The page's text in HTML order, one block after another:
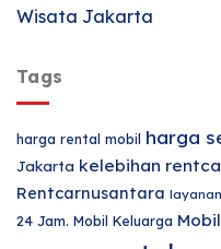
Wisata Jakarta
Tags
harga rental mobil harga
Jakarta kelebihan
Rentcarnusantara
24 Jam. Mobil Keluarga